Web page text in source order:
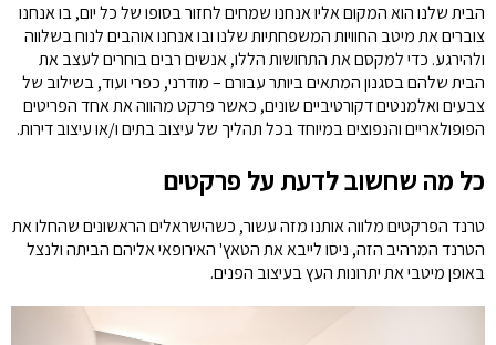
הבית שלנו הוא המקום אליו אנחנו שמחים לחזור בסופו של כל יום, בו אנחנו
צוברים את מיטב החוויות המשפחתיות שלנו ובו אנחנו אוהבים לנוח בשלווה
ולהירגע. כדי למקסם את התחושות הללו, אנשים רבים בוחרים לעצב את
הבית שלהם בסגנון המתאים ביותר עבורם – מודרני, כפרי ועוד, בשילוב של
צבעים ואלמנטים דקורטיביים שונים, כאשר פרקט מהווה את אחד הפריטים
הפופולאריים והנפוצים במיוחד בכל תהליך של עיצוב בתים ו/או עיצוב דירות.
כל מה שחשוב לדעת על פרקטים
טרנד הפרקטים מלווה אותנו מזה עשור, כשהישראלים הראשונים שהחלו את
הטרנד המרהיב הזה, ניסו לייבא את הטאץ' האירופאי אליהם הביתה ולנצל
באופן מיטבי את יתרונות העץ בעיצוב הפנים.